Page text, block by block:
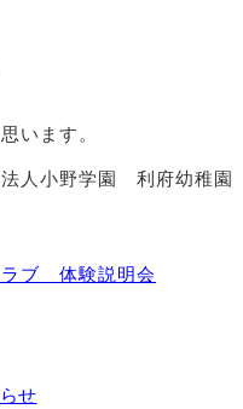
います。
人小野学園 利府幼稚園
ブ 体験説明会
せ